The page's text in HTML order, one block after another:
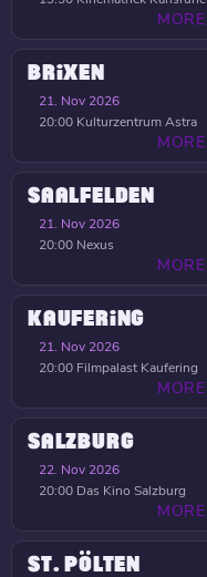
MORE
BRIXEN
21. Nov 2026
20:00 Kulturzentrum Astra
MORE
SAALFELDEN
21. Nov 2026
20:00 Nexus
MORE
KAUFERING
21. Nov 2026
20:00 Filmpalast Kaufering
MORE
SALZBURG
22. Nov 2026
20:00 Das Kino Salzburg
MORE
ST. PÖLTEN